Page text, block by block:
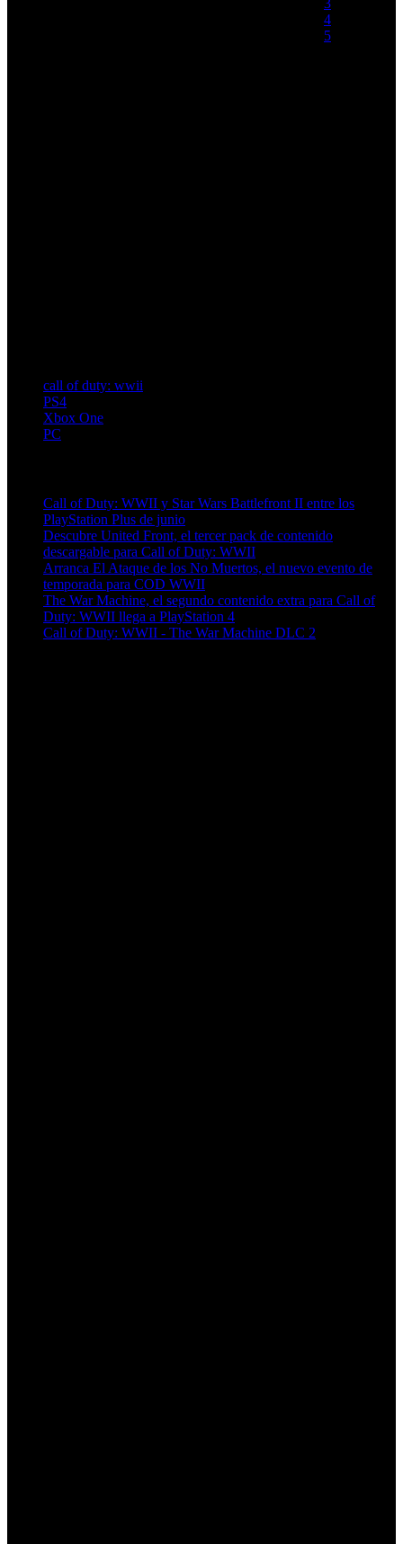
4
5
call of duty: wwii
PS4
Xbox One
PC
Call of Duty: WWII y Star Wars Battlefront II entre los
PlayStation Plus de junio
Descubre United Front, el tercer pack de contenido
descargable para Call of Duty: WWII
Arranca El Ataque de los No Muertos, el nuevo evento de
temporada para COD WWII
The War Machine, el segundo contenido extra para Call of
Duty: WWII llega a PlayStation 4
Call of Duty: WWII - The War Machine DLC 2